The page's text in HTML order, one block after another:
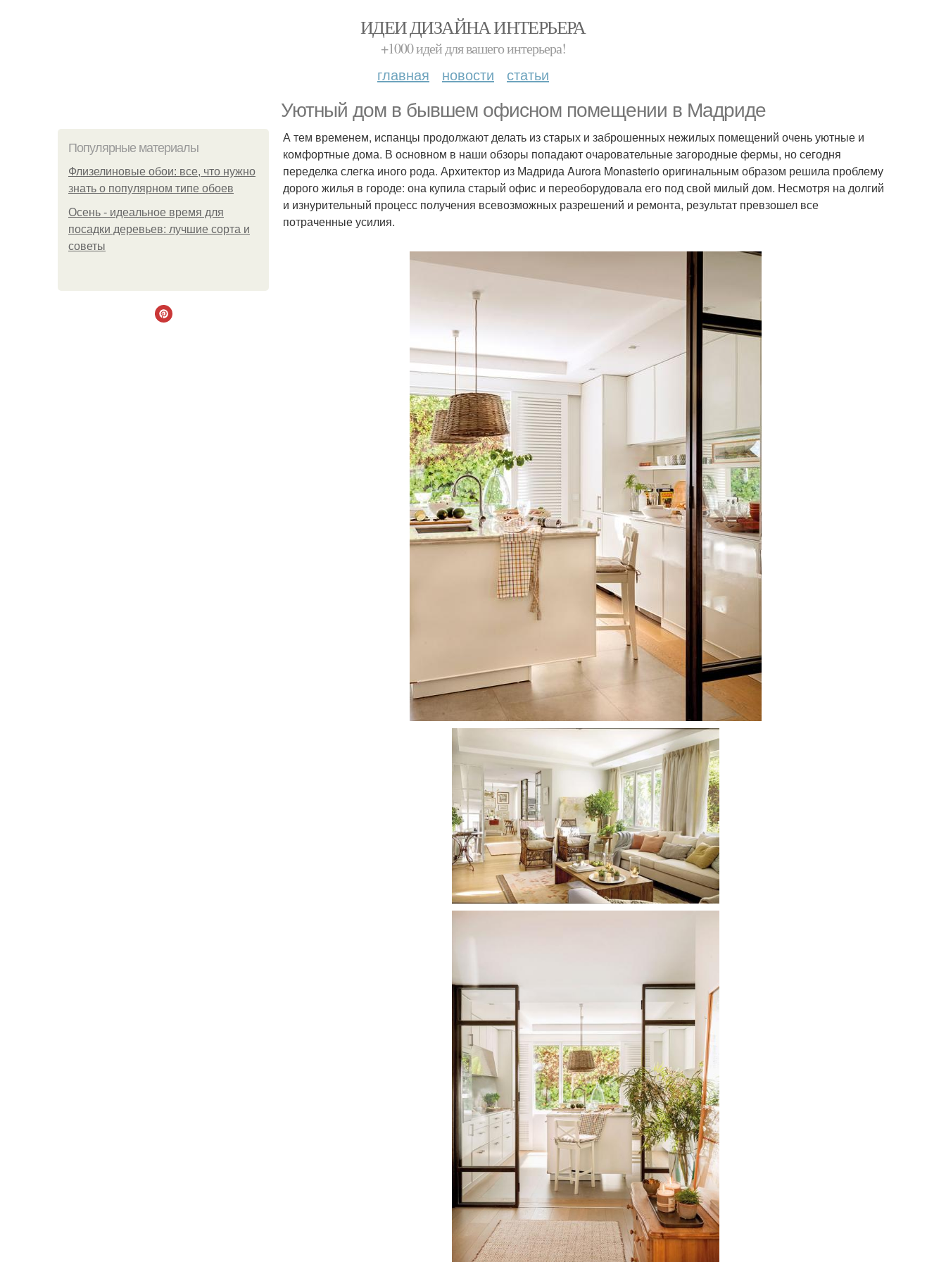
ИДЕИ ДИЗАЙНА ИНТЕРЬЕРА
+1000 идей для вашего интерьера!
главная новости статьи
Уютный дом в бывшем офисном помещении в Мадриде
Популярные материалы
Флизелиновые обои: все, что нужно
знать о популярном типе обоев
Осень - идеальное время для
посадки деревьев: лучшие сорта и
советы
А тем временем, испанцы продолжают делать из старых и заброшенных нежилых помещений очень уютные и
комфортные дома. В основном в наши обзоры попадают очаровательные загородные фермы, но сегодня
переделка слегка иного рода. Архитектор из Мадрида Aurora Monasterio оригинальным образом решила проблему
дорого жилья в городе: она купила старый офис и переоборудовала его под свой милый дом. Несмотря на долгий
и изнурительный процесс получения всевозможных разрешений и ремонта, результат превзошел все
потраченные усилия.